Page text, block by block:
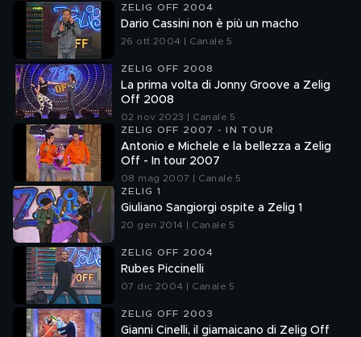
ZELIG OFF 2004
Dario Cassini non è più un macho
26 ott 2004 | Canale 5
ZELIG OFF 2008
La prima volta di Jonny Groove a Zelig
Off 2008
02 nov 2023 | Canale 5
ZELIG OFF 2007 - IN TOUR
Antonio e Michele e la bellezza a Zelig
Off - In tour 2007
08 mag 2007 | Canale 5
ZELIG 1
Giuliano Sangiorgi ospite a Zelig 1
20 gen 2014 | Canale 5
ZELIG OFF 2004
Rubes Piccinelli
07 dic 2004 | Canale 5
ZELIG OFF 2003
Gianni Cinelli, il giamaicano di Zelig Off